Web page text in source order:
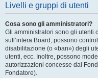
Livelli e gruppi di utenti
Cosa sono gli amministratori?
Gli amministratori sono gli utenti
sull’intera Board; possono
disabilitazione (o «ban») degli
utenti, ecc. Inoltre, possono
autorizzazioni concesse dal
Fondatore).